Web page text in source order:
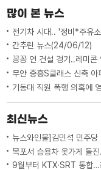
많이 본 뉴스
전기차 시대.. '정비*주유
간추린 뉴스(24/06/12)
꽁꽁 언 건설 경기..레미콘
무안 중흥S클래스 신축
기동대 직원 폭행 의혹에
최신뉴스
뉴스와인물]김민석 민주당
목포서 승용차 옷가게 돌
9월부터 KTX·SRT 통합